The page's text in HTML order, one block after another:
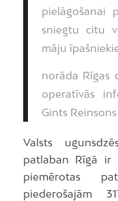
pielāgošanai
sniegtu citu
māju
norāda Rīgas
operatīvās
Gints Reinsons
Valsts
patlaban Rīgā ir
piemērotas
piederošajām